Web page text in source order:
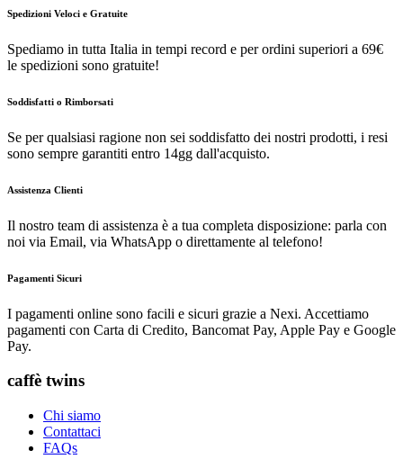
Spedizioni Veloci e Gratuite
Spediamo in tutta Italia in tempi record e per ordini superiori a 69€
le spedizioni sono gratuite!
Soddisfatti o Rimborsati
Se per qualsiasi ragione non sei soddisfatto dei nostri prodotti, i resi
sono sempre garantiti entro 14gg dall'acquisto.
Assistenza Clienti
Il nostro team di assistenza è a tua completa disposizione: parla con
noi via Email, via WhatsApp o direttamente al telefono!
Pagamenti Sicuri
I pagamenti online sono facili e sicuri grazie a Nexi. Accettiamo
pagamenti con Carta di Credito, Bancomat Pay, Apple Pay e Google
Pay.
caffè twins
Chi siamo
Contattaci
FAQs